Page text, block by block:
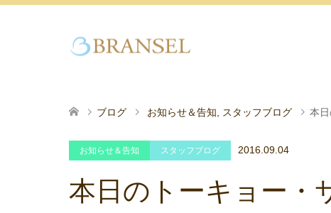
ブログ お知らせ＆告知 スタッフブログ 本
お知らせ＆告知 スタッフブログ 2016.09.04
本日のトーキョー・